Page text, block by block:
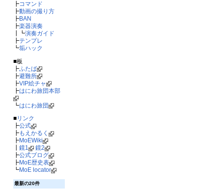
┣コマンド
┣動画の撮り方
┣BAN
┣楽器演奏
┃┗演奏ガイド
┣テンプレ
┗垢ハック
■板
┣ふたば
┣避難所
┣VIP絵チャ
┣はにわ旅団本部
┗はにわ旅団
■リンク
┣公式
┣もえかるく
┣MoEWiki
鏡1
鏡2
┣公式ブログ
┣MoE歴史表
┗MoE locator
最新の20件